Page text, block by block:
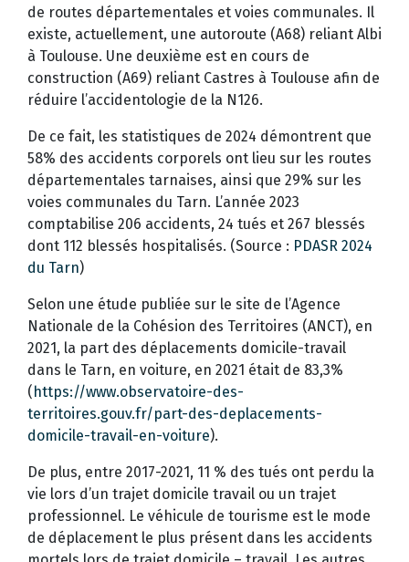
de routes départementales et voies communales. Il
existe, actuellement, une autoroute (A68) reliant Albi
à Toulouse. Une deuxième est en cours de
construction (A69) reliant Castres à Toulouse afin de
réduire l’accidentologie de la N126.
De ce fait, les statistiques de 2024 démontrent que
58% des accidents corporels ont lieu sur les routes
départementales tarnaises, ainsi que 29% sur les
voies communales du Tarn. L’année 2023
comptabilise 206 accidents, 24 tués et 267 blessés
dont 112 blessés hospitalisés. (Source : PDASR 2024
du Tarn)
Selon une étude publiée sur le site de l’Agence
Nationale de la Cohésion des Territoires (ANCT), en
2021, la part des déplacements domicile-travail
dans le Tarn, en voiture, en 2021 était de 83,3%
(https://www.observatoire-des-
territoires.gouv.fr/part-des-deplacements-
domicile-travail-en-voiture).
De plus, entre 2017-2021, 11 % des tués ont perdu la
vie lors d’un trajet domicile travail ou un trajet
professionnel. Le véhicule de tourisme est le mode
de déplacement le plus présent dans les accidents